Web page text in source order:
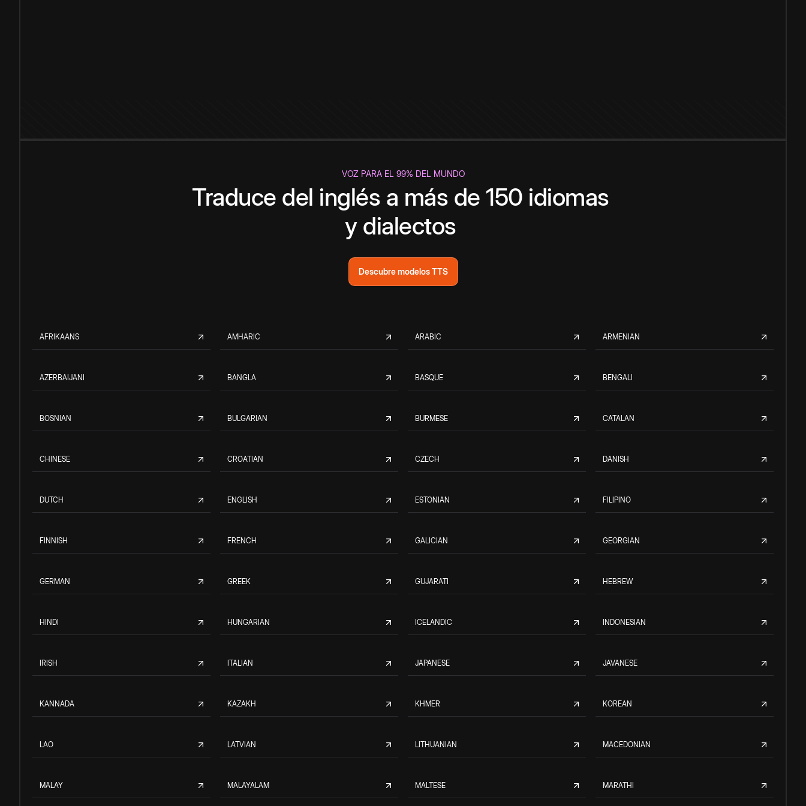
VOZ PARA EL 99% DEL MUNDO
Traduce del inglés a más de 150 idiomas
y dialectos
Descubre modelos TTS
AFRIKAANS AMHARIC ARABIC ARMENIAN
AZERBAIJANI BANGLA BASQUE BENGALI
BOSNIAN BULGARIAN BURMESE CATALAN
CHINESE CROATIAN CZECH DANISH
DUTCH ENGLISH ESTONIAN FILIPINO
FINNISH FRENCH GALICIAN GEORGIAN
GERMAN GREEK GUJARATI HEBREW
HINDI HUNGARIAN ICELANDIC INDONESIAN
IRISH ITALIAN JAPANESE JAVANESE
KANNADA KAZAKH KHMER KOREAN
LAO LATVIAN LITHUANIAN MACEDONIAN
MALAY MALAYALAM MALTESE MARATHI